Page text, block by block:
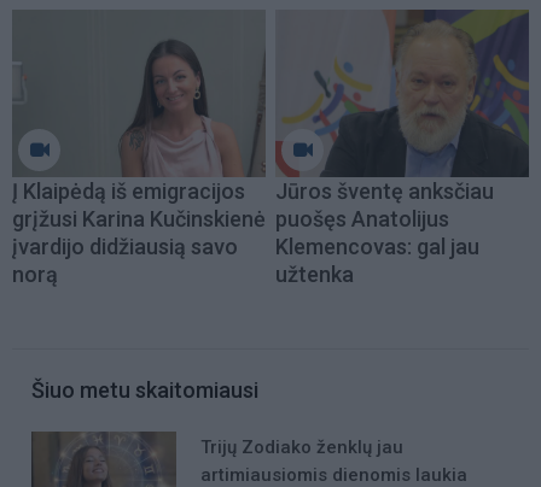
Į Klaipėdą iš emigracijos
grįžusi Karina Kučinskienė
įvardijo didžiausią savo
norą
Jūros šventę anksčiau
puošęs Anatolijus
Klemencovas: gal jau
užtenka
Šiuo metu skaitomiausi
Trijų Zodiako ženklų jau
artimiausiomis dienomis laukia